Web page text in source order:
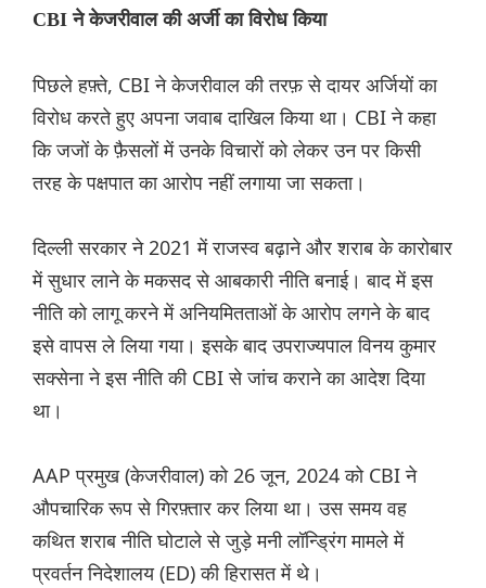
CBI ने केजरीवाल की अर्जी का विरोध किया
पिछले हफ़्ते, CBI ने केजरीवाल की तरफ़ से दायर अर्जियों का
विरोध करते हुए अपना जवाब दाखिल किया था। CBI ने कहा
कि जजों के फ़ैसलों में उनके विचारों को लेकर उन पर किसी
तरह के पक्षपात का आरोप नहीं लगाया जा सकता।
दिल्ली सरकार ने 2021 में राजस्व बढ़ाने और शराब के कारोबार
में सुधार लाने के मकसद से आबकारी नीति बनाई। बाद में इस
नीति को लागू करने में अनियमितताओं के आरोप लगने के बाद
इसे वापस ले लिया गया। इसके बाद उपराज्यपाल विनय कुमार
सक्सेना ने इस नीति की CBI से जांच कराने का आदेश दिया
था।
AAP प्रमुख (केजरीवाल) को 26 जून, 2024 को CBI ने
औपचारिक रूप से गिरफ़्तार कर लिया था। उस समय वह
कथित शराब नीति घोटाले से जुड़े मनी लॉन्ड्रिंग मामले में
प्रवर्तन निदेशालय (ED) की हिरासत में थे।